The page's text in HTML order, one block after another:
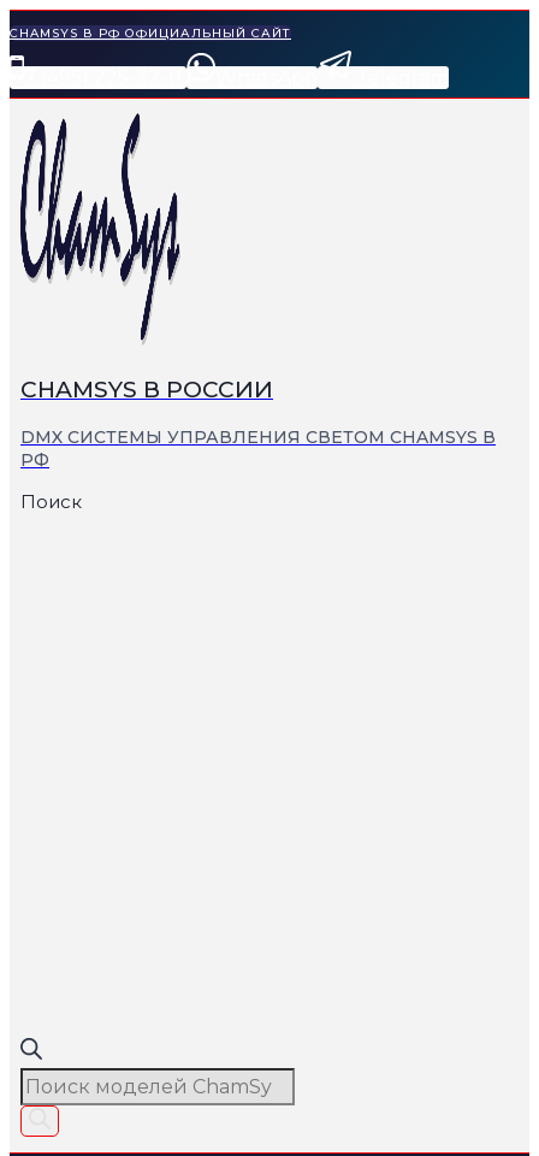
Перейти
к
содержимому
CHAMSYS В РФ ОФИЦИАЛЬНЫЙ САЙТ
СHAMSYS В РОССИИ
DMX СИСТЕМЫ УПРАВЛЕНИЯ СВЕТОМ CHAMSYS В
РФ
Поиск
Поиск
товаров